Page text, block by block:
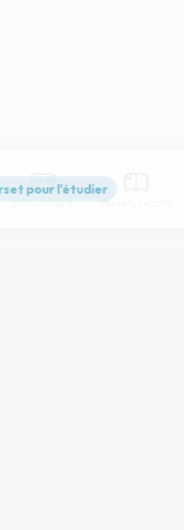
Dictionnaire Versets relatifs